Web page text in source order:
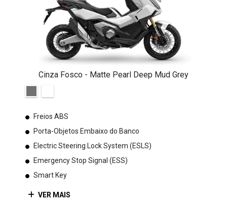
Cinza Fosco - Matte Pearl Deep Mud Grey
Freios ABS
Porta-Objetos Embaixo do Banco
Electric Steering Lock System (ESLS)
Emergency Stop Signal (ESS)
Smart Key
VER MAIS